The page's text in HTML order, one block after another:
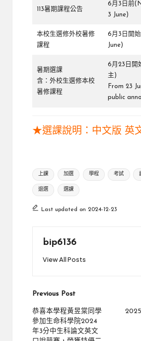
113暑期課程公告
6月3日前
3 June)
本校生選修外校暑修
課程
6月3日開
June)
暑期選課
含：外校生選修本校
暑修課程
6月23日開
主)
From 23
public
★選課說明： 中文版 英
Tags:
上課 加選 學程 考試
退選 選課
Last updated on 2024-12-23
bip6136
View All Posts
Post
navigation
Previous Post
恭喜本學程黃昱棠同學
參加生命科學院2024
年3分中生科論文英文